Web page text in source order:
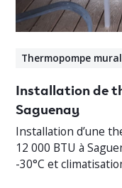
Thermopompe
Installation de
Saguenay
Installation d’une
12 000 BTU à
-30°C et